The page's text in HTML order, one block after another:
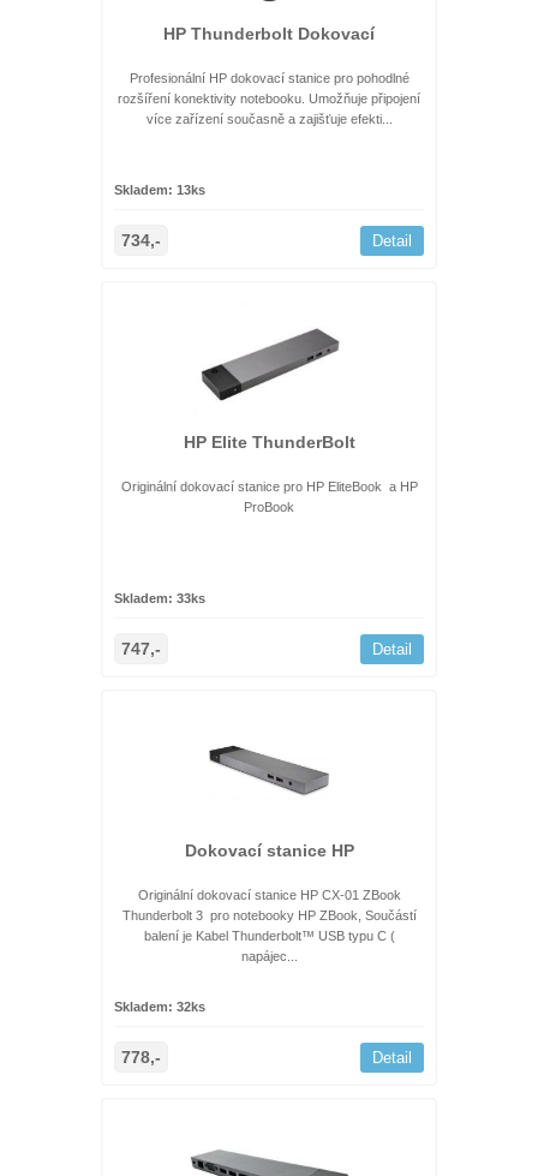
HP Thunderbolt Dokovací
Profesionální HP dokovací stanice pro pohodlné
rozšíření konektivity notebooku. Umožňuje připojení
více zařízení současně a zajišťuje efekti...
Skladem: 13ks
734,- Detail
HP Elite ThunderBolt
Originální dokovací stanice pro HP EliteBook a HP
ProBook
Skladem: 33ks
747,- Detail
Dokovací stanice HP
Originální dokovací stanice HP CX-01 ZBook
Thunderbolt 3 pro notebooky HP ZBook, Součástí
balení je Kabel Thunderbolt™ USB typu C (
napájec...
Skladem: 32ks
778,- Detail